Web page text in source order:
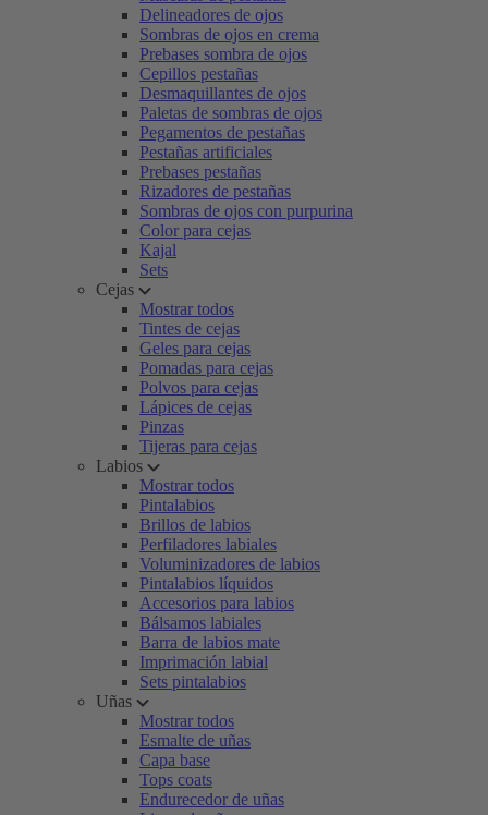
Delineadores de ojos
Sombras de ojos en crema
Prebases sombra de ojos
Cepillos pestañas
Desmaquillantes de ojos
Paletas de sombras de ojos
Pegamentos de pestañas
Pestañas artificiales
Prebases pestañas
Rizadores de pestañas
Sombras de ojos con purpurina
Color para cejas
Kajal
Sets
Cejas
Mostrar todos
Tintes de cejas
Geles para cejas
Pomadas para cejas
Polvos para cejas
Lápices de cejas
Pinzas
Tijeras para cejas
Labios
Mostrar todos
Pintalabios
Brillos de labios
Perfiladores labiales
Voluminizadores de labios
Pintalabios líquidos
Accesorios para labios
Bálsamos labiales
Barra de labios mate
Imprimación labial
Sets pintalabios
Uñas
Mostrar todos
Esmalte de uñas
Capa base
Tops coats
Endurecedor de uñas